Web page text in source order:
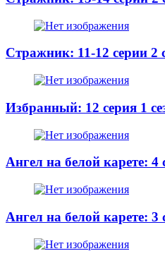
Стражник: 11-12 серии 2
Избранный: 12 серия 1
Ангел на белой карете: 4
Ангел на белой карете: 3